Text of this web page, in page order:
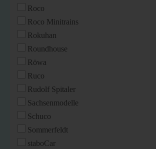
Roco
Roco Minitrains
Rokuhan
Roundhouse
Röwa
Ruco
Rudolf Spitaler
Sachsenmodelle
Schuco
Sommerfeldt
staboCar